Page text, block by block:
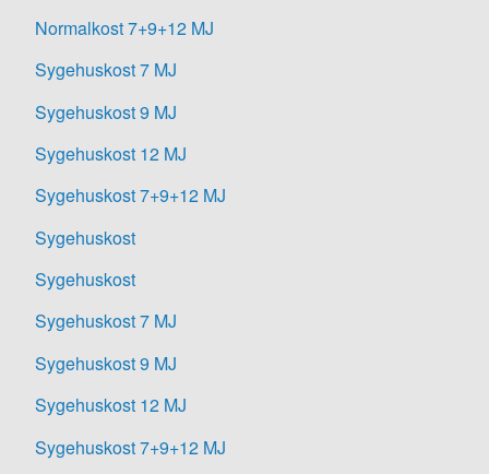
Normalkost 7+9+12 MJ
Sygehuskost 7 MJ
Sygehuskost 9 MJ
Sygehuskost 12 MJ
Sygehuskost 7+9+12 MJ
Sygehuskost
Sygehuskost
Sygehuskost 7 MJ
Sygehuskost 9 MJ
Sygehuskost 12 MJ
Sygehuskost 7+9+12 MJ